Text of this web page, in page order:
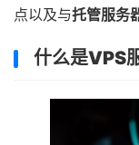
点以及与托管服务
什么是VPS